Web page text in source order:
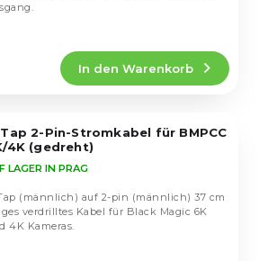
In den Warenkorb
2-Pin-Stromkabel für BMPCC
4K (gedreht)
LAGER IN PRAG
(männlich) auf 2-pin (männlich) 37 cm
verdrilltes Kabel für Black Magic 6K
4K Kameras.